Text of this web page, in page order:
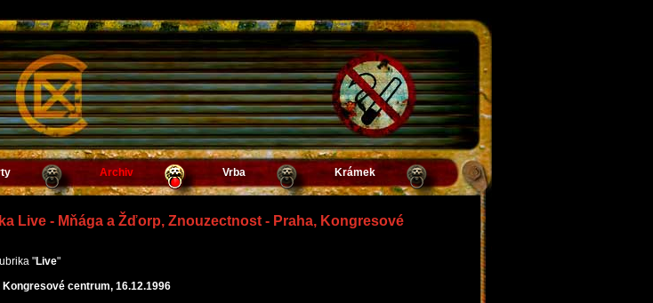
Archiv Vrba Krámek
Live - Mňága a Žďorp, Znouzectnost - Praha, Kongresové
"Live"
Kongresové centrum, 16.12.1996